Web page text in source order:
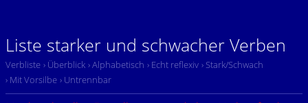
Liste starker und schwacher Verben
Verbliste › Überblick › Alphabetisch › Echt reflexiv › Stark/Schwach
› Mit Vorsilbe › Untrennbar